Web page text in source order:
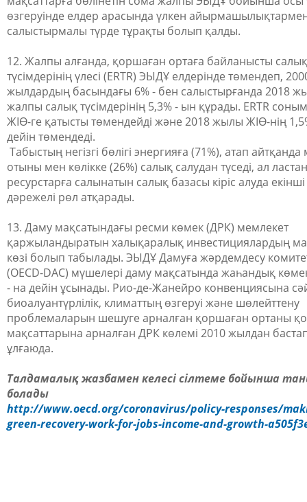
өзгеруінде елдер арасында үлкен
салыстырмалы түрде тұрақты болып қалды.
12. Жалпы алғанда, қоршаған ортаға байланысты салық
түсімдерінің үлесі (ERTR) ЭЫДҰ елдерінде төмендеп,
жылдардың басындағы 6% - бен салыстырғанда 2018
жалпы салық түсімдерінің 5,3% - ын құрады. ERTR
ЖІӨ-ге қатысты төмендейді және 2018 жылы ЖІӨ-нің
дейін төмендеді.
Табыстың негізгі бөлігі энергияға (71%), атап
отыны мен көлікке (26%) салық салудан түседі, ал
ресурстарға салынатын салық базасы кіріс алуда екінші
дәрежелі рөл атқарады.
13. Даму мақсатындағы ресми көмек (ДРК) мемлекет
қаржыландыратын халықаралық инвестициялардың
көзі болып табылады. ЭЫДҰ Дамуға жәрдемдесу
(OECD-DAC) мүшелері даму мақсатында жаһандық
- на дейін ұсынады. Рио-де-Жанейро конвенциясына
биоалуантүрлілік, климаттың өзгеруі және шөлейттену
проблемаларын шешуге арналған қоршаған ортаны
мақсаттарына арналған ДРК көлемі 2010 жылдан
ұлғаюда.
Талдамалық жазбамен келесі сілтеме бойынша
болады
http://www.oecd.org/coronavirus/policy-responses/
green-recovery-work-for-jobs-income-and-growth-